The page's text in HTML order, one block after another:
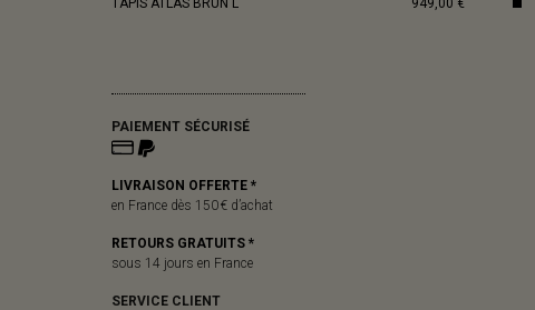
TAPIS ATLAS BRUN L 949,00 €
PAIEMENT SÉCURISÉ
LIVRAISON OFFERTE *
en France dès 150 € d’achat
RETOURS GRATUITS *
sous 14 jours en France
SERVICE CLIENT